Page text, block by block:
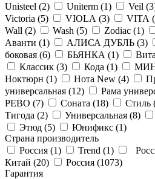
Unisteel (2) Uniterm (1) Veil (3
Victoria (5) VIOLA (3) VITA (
Wall (2) Wash (5) Zodiac (1)
Аванти (1) АЛИСА ДУБЛЬ (3)
боковая (6) БЬЯНКА (1)
Классик (3) Кода (1)
Ноктюрн (1) Нота New (4)
универсальная (12) Рама
РЕВО (7) Соната (18) Стиль
Тигода (2) Универсальная (8)
Этюд (5) Юнификс (1)
Страна производитель
Россия (1) Trend (1)
Китай (20) Россия (1073)
Гарантия